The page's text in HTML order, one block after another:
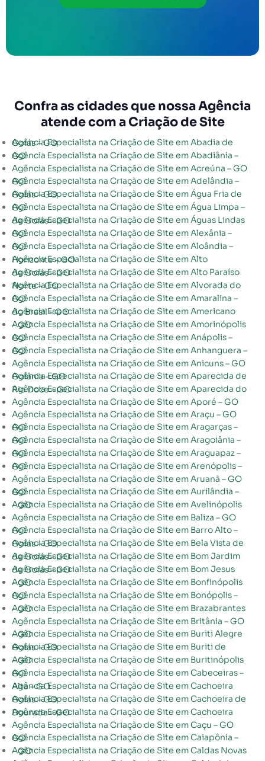
Confra as cidades que nossa Agência
atende com a Criação de Site
Agência Especialista na Criação de Site em Abadia de Goiás – GO
Agência Especialista na Criação de Site em Abadiânia – GO
Agência Especialista na Criação de Site em Acreúna – GO
Agência Especialista na Criação de Site em Adelândia – GO
Agência Especialista na Criação de Site em Água Fria de Goiás – GO
Agência Especialista na Criação de Site em Água Limpa – GO
Agência Especialista na Criação de Site em Águas Lindas de Goiás – GO
Agência Especialista na Criação de Site em Alexânia – GO
Agência Especialista na Criação de Site em Aloândia – GO
Agência Especialista na Criação de Site em Alto Horizonte – GO
Agência Especialista na Criação de Site em Alto Paraíso de Goiás – GO
Agência Especialista na Criação de Site em Alvorada do Norte – GO
Agência Especialista na Criação de Site em Amaralina – GO
Agência Especialista na Criação de Site em Americano do Brasil – GO
Agência Especialista na Criação de Site em Amorinópolis – GO
Agência Especialista na Criação de Site em Anápolis – GO
Agência Especialista na Criação de Site em Anhanguera – GO
Agência Especialista na Criação de Site em Anicuns – GO
Agência Especialista na Criação de Site em Aparecida de Goiânia – GO
Agência Especialista na Criação de Site em Aparecida do Rio Doce – GO
Agência Especialista na Criação de Site em Aporé – GO
Agência Especialista na Criação de Site em Araçu – GO
Agência Especialista na Criação de Site em Aragarças – GO
Agência Especialista na Criação de Site em Aragoiânia – GO
Agência Especialista na Criação de Site em Araguapaz – GO
Agência Especialista na Criação de Site em Arenópolis – GO
Agência Especialista na Criação de Site em Aruanã – GO
Agência Especialista na Criação de Site em Aurilândia – GO
Agência Especialista na Criação de Site em Avelinópolis – GO
Agência Especialista na Criação de Site em Baliza – GO
Agência Especialista na Criação de Site em Barro Alto – GO
Agência Especialista na Criação de Site em Bela Vista de Goiás – GO
Agência Especialista na Criação de Site em Bom Jardim de Goiás – GO
Agência Especialista na Criação de Site em Bom Jesus de Goiás – GO
Agência Especialista na Criação de Site em Bonfinópolis – GO
Agência Especialista na Criação de Site em Bonópolis – GO
Agência Especialista na Criação de Site em Brazabrantes – GO
Agência Especialista na Criação de Site em Britânia – GO
Agência Especialista na Criação de Site em Buriti Alegre – GO
Agência Especialista na Criação de Site em Buriti de Goiás – GO
Agência Especialista na Criação de Site em Buritinópolis – GO
Agência Especialista na Criação de Site em Cabeceiras – GO
Agência Especialista na Criação de Site em Cachoeira Alta – GO
Agência Especialista na Criação de Site em Cachoeira de Goiás – GO
Agência Especialista na Criação de Site em Cachoeira Dourada – GO
Agência Especialista na Criação de Site em Caçu – GO
Agência Especialista na Criação de Site em Caiapônia – GO
Agência Especialista na Criação de Site em Caldas Novas – GO